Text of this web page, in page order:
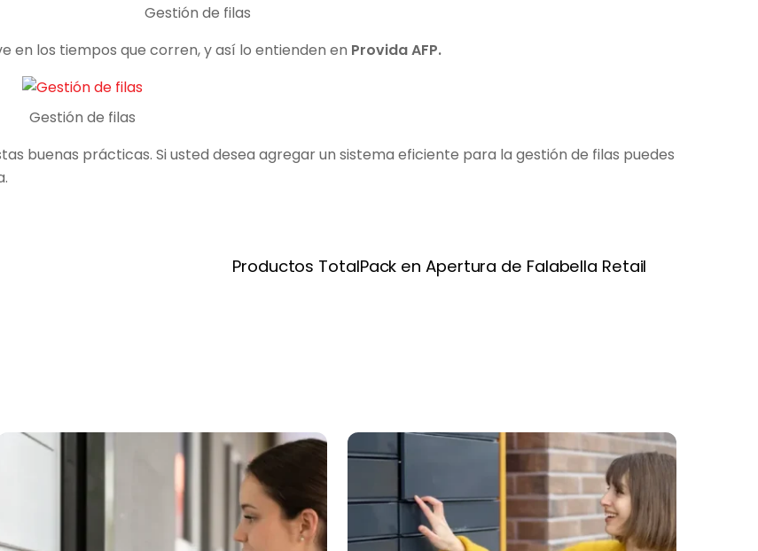
Gestión de filas
en los tiempos que corren, y así lo entienden en Provida AFP.
Gestión de filas
buenas prácticas. Si usted desea agregar un sistema eficiente para la gestión de filas puedes
Productos TotalPack en Apertura de Falabella Retail